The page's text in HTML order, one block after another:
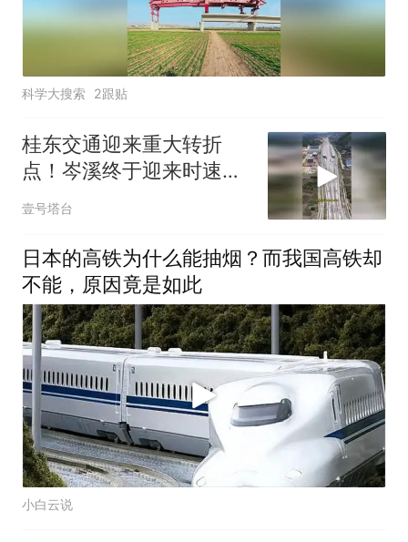
科学大搜索 2跟贴
桂东交通迎来重大转折
点！岑溪终于迎来时速
350公里的高标准
壹号塔台
日本的高铁为什么能抽烟？而我国高铁却
不能，原因竟是如此
小白云说